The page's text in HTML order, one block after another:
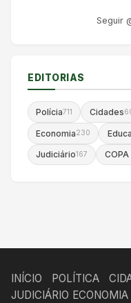
Seguir
EDITORIAS
Polícia711 Cidades
Economia230
Judiciário167 COPA
INÍCIO POLÍTICA
JUDICIÁRIO ECONOMIA